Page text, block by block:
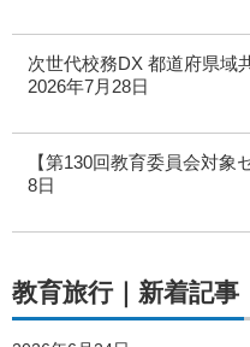
次世代校務DX 都道府県域
2026年7月28日
【第130回教育委員会対象
8日
教育旅行｜新着記事